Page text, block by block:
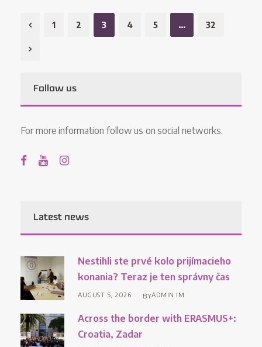
1 2 3 4 5 … 32
Follow us
For more information follow us on social networks.
Latest news
Nestihli ste prvé kolo prijímacieho
konania? Teraz je ten správny čas
AUGUST 5, 2026 BYADMIN IM
Across the border with ERASMUS+:
Croatia, Zadar